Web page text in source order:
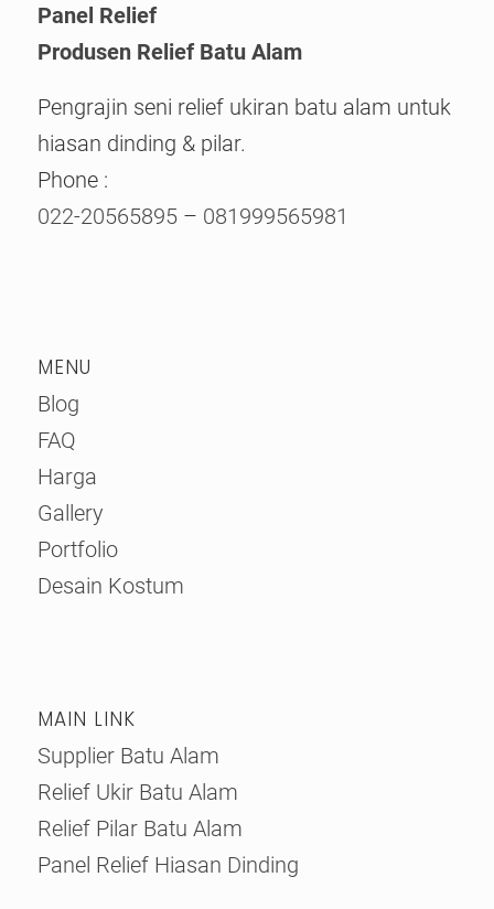
Panel Relief
Produsen Relief Batu Alam
Pengrajin seni relief ukiran batu alam untuk
hiasan dinding & pilar.
Phone :
022-20565895 – 081999565981
MENU
Blog
FAQ
Harga
Gallery
Portfolio
Desain Kostum
MAIN LINK
Supplier Batu Alam
Relief Ukir Batu Alam
Relief Pilar Batu Alam
Panel Relief Hiasan Dinding